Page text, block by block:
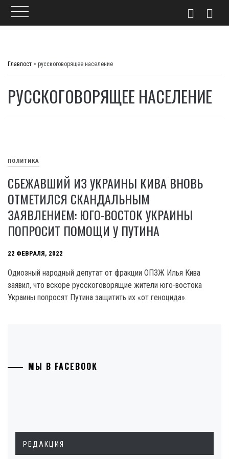
Главпост > русскоговорящее население
РУССКОГОВОРЯЩЕЕ НАСЕЛЕНИЕ
ПОЛИТИКА
СБЕЖАВШИЙ ИЗ УКРАИНЫ КИВА ВНОВЬ
ОТМЕТИЛСЯ СКАНДАЛЬНЫМ
ЗАЯВЛЕНИЕМ: ЮГО-ВОСТОК УКРАИНЫ
ПОПРОСИТ ПОМОЩИ У ПУТИНА
22 ФЕВРАЛЯ, 2022
Одиозный народный депутат от фракции ОПЗЖ Илья Кива
заявил, что вскоре русскоговорящие жители юго-востока
Украины попросят Путина защитить их «от геноцида».
МЫ В FACEBOOK
РЕДАКЦИЯ